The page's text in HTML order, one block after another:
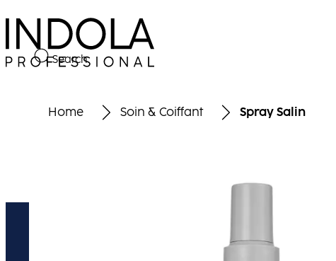
Search
Home Soin & Coiffant Spray Salin